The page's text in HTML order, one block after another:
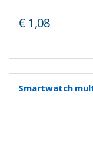
€ 1,08
Smartwatch